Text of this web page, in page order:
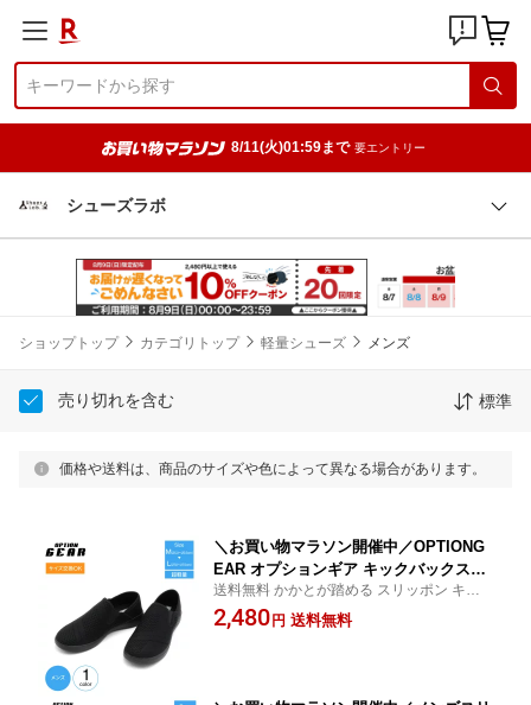
8/11(火)01:59まで 要エントリー
シューズラボ
ショップトップ カテゴリトップ 軽量シューズ メンズ
売り切れを含む 標準
価格や送料は、商品のサイズや色によって異なる場合があります。
＼お買い物マラソン開催中／OPTIONG
EAR オプションギア キックバックスニ
ーカー メンズ 7128M キックバックシュ
ーズ メンズスニーカー メンズスリッポ
送料無料 かかとが踏める スリッポン キッ
クバック 2way シューズ メッシュ オールシ
ーズン かかと 踏める 軽い 室内履き 室内ば
2,480 円 送料無料